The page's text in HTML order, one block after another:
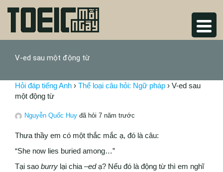
V-ed sau một động từ
Hỏi đáp tiếng Anh › Thể loại câu hỏi: Ngữ pháp › V-ed sau
một động từ
Nguyễn Quốc Huy đã hỏi 7 năm trước
Thưa thầy em có một thắc mắc ạ, đó là câu:
“She now lies buried among…”
Tại sao burry lại chia –edạ? Nếu đó là động từ thì em nghĩ